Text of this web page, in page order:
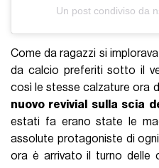
Un post condiviso da
Come da ragazzi si
da calcio preferiti sotto il
così le stesse calzature ora
nuovo revivial sulla scia
estati fa erano state le
assolute protagoniste di
ora è arrivato il turno delle